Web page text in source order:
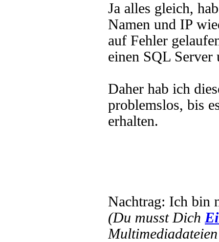
Ja alles gleich,
Namen und IP
auf Fehler
einen SQL Server
Daher hab ich
problemslos, bis
erhalten.
Nachtrag: Ich bin
(Du musst Dich